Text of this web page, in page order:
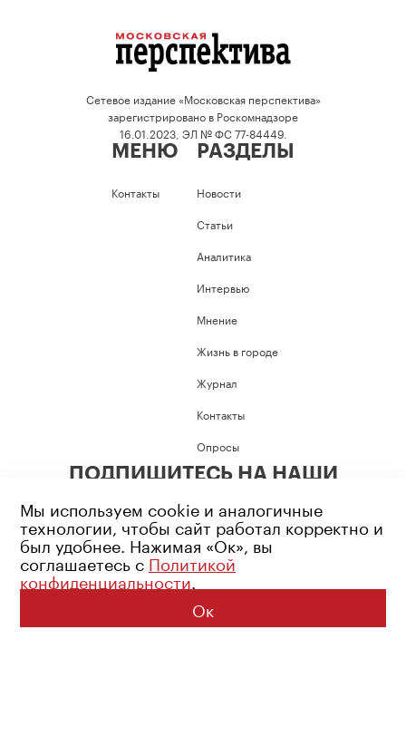
Сетевое издание «Московская перспектива»
зарегистрировано в Роскомнадзоре
16.01.2023, ЭЛ № ФС 77-84449.
МЕНЮ
Контакты
РАЗДЕЛЫ
Новости
Статьи
Аналитика
Интервью
Мнение
Жизнь в городе
Журнал
Контакты
Опросы
ПОДПИШИТЕСЬ НА НАШИ
Возрастное ограничение: 16+
Политика конфиденциальности
© 2026 Все права защищены
Мы используем cookie и аналогичные
технологии, чтобы сайт работал корректно и
был удобнее. Нажимая «Ок», вы
соглашаетесь с Политикой
конфиденциальности.
Ок